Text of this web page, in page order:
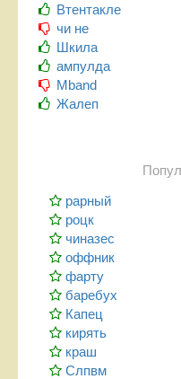
Втентакле
чи не
Шкила
ампулда
Mband
Жалеп
рарный
роцк
чиназес
оффник
фарту
баребух
Капец
кирять
краш
Слпвм